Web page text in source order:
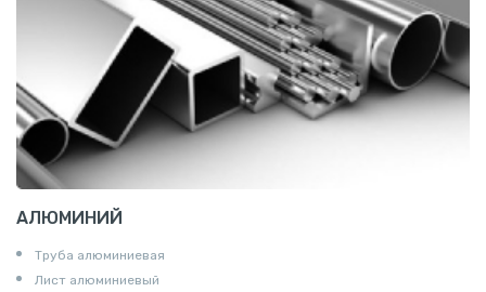
АЛЮМИНИЙ
Труба алюминиевая
Лист алюминиевый